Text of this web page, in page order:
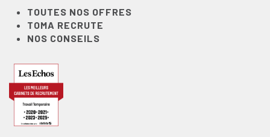
TOUTES NOS OFFRES
TOMA RECRUTE
NOS CONSEILS